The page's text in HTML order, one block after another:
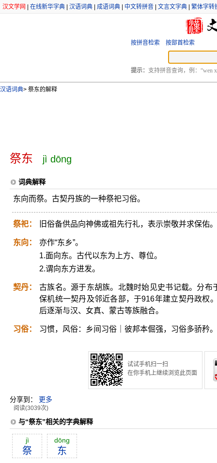
汉文学网 在线新华字典 汉语词典 成语词典 中文转拼音 文言文字典 繁体字转
按拼音检索 按部首检索
提示： 支持拼音查询，例：“wen
汉语词典> 祭东的解释
祭东 jì dōng
词典解释
东向而祭。古契丹族的一种祭祀习俗。
祭祀： 旧俗备供品向神佛或祖先行礼，表示崇敬并求保佑。
东向：
亦作“东乡”。
1.面向东。古代以东为上方、尊位。
2.谓向东方进发。
契丹：
古族名。源于东胡族。北魏时始见史书记载。分
保机统一契丹及邻近各部，于916年建立契丹政权
后逐渐与汉、女真、蒙古等族融合。
习俗： 习惯，风俗：乡间习俗｜彼邦本倔强，习俗多骄矜。
试试手机扫一扫
在你手机上继续浏览此页面
分享到： 更多
阅读(3039次)
与“祭东”相关的字典解释
jì
祭
dōng
东